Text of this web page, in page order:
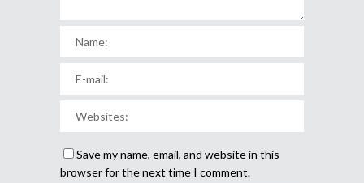
Save my name, email, and website in this
browser for the next time I comment.